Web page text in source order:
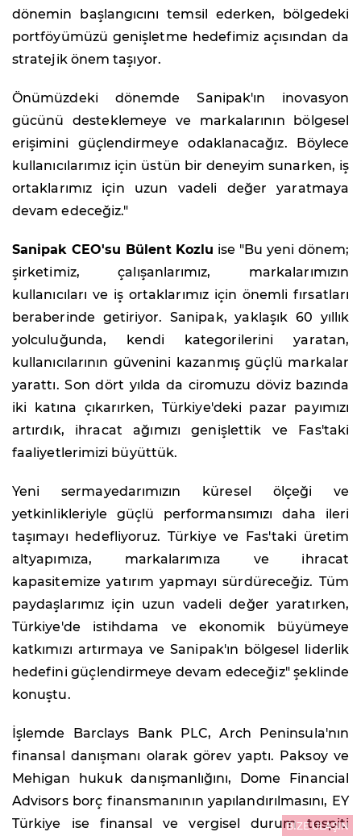
dönemin başlangıcını temsil ederken, bölgedeki
portföyümüzü genişletme hedefimiz açısından da
stratejik önem taşıyor.
Önümüzdeki dönemde Sanipak'ın inovasyon
gücünü desteklemeye ve markalarının bölgesel
erişimini güçlendirmeye odaklanacağız. Böylece
kullanıcılarımız için üstün bir deneyim sunarken, iş
ortaklarımız için uzun vadeli değer yaratmaya
devam edeceğiz."
Sanipak CEO'su Bülent Kozlu ise "Bu yeni dönem;
şirketimiz, çalışanlarımız, markalarımızın
kullanıcıları ve iş ortaklarımız için önemli fırsatları
beraberinde getiriyor. Sanipak, yaklaşık 60 yıllık
yolculuğunda, kendi kategorilerini yaratan,
kullanıcılarının güvenini kazanmış güçlü markalar
yarattı. Son dört yılda da ciromuzu döviz bazında
iki katına çıkarırken, Türkiye'deki pazar payımızı
artırdık, ihracat ağımızı genişlettik ve Fas'taki
faaliyetlerimizi büyüttük.
Yeni sermayedarımızın küresel ölçeği ve
yetkinlikleriyle güçlü performansımızı daha ileri
taşımayı hedefliyoruz. Türkiye ve Fas'taki üretim
altyapımıza, markalarımıza ve ihracat
kapasitemize yatırım yapmayı sürdüreceğiz. Tüm
paydaşlarımız için uzun vadeli değer yaratırken,
Türkiye'de istihdama ve ekonomik büyümeye
katkımızı artırmaya ve Sanipak'ın bölgesel liderlik
hedefini güçlendirmeye devam edeceğiz" şeklinde
konuştu.
İşlemde Barclays Bank PLC, Arch Peninsula'nın
finansal danışmanı olarak görev yaptı. Paksoy ve
Mehigan hukuk danışmanlığını, Dome Financial
Advisors borç finansmanının yapılandırılmasını, EY
Türkiye ise finansal ve vergisel durum tespiti
BİZE ULAŞIN